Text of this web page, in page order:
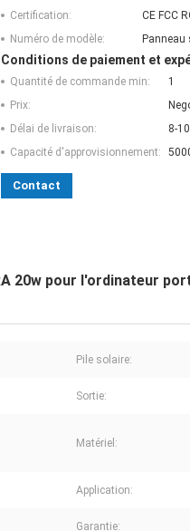
Certification:
CE FCC
Numéro de modèle:
Panneau
Conditions de paiement et
Quantité de commande min:
1
Prix:
Délai de livraison:
8-
Capacité d'approvisionnement:
Contact
20w pour l'ordinateur
Pile solaire:
Sortie:
Matériel:
Application:
Garantie: